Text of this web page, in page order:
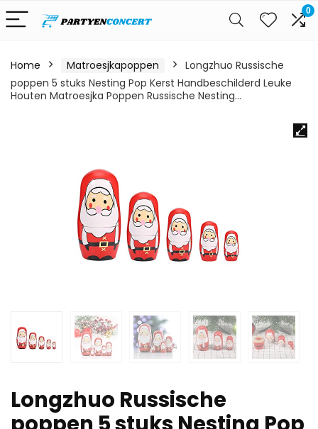
0
Home Matroesjkapoppen
Longzhuo Russische
poppen 5 stuks Nesting Pop Kerst Handbeschilderd Leuke
Houten Matroesjka Poppen Russische Nesting…
Longzhuo Russische